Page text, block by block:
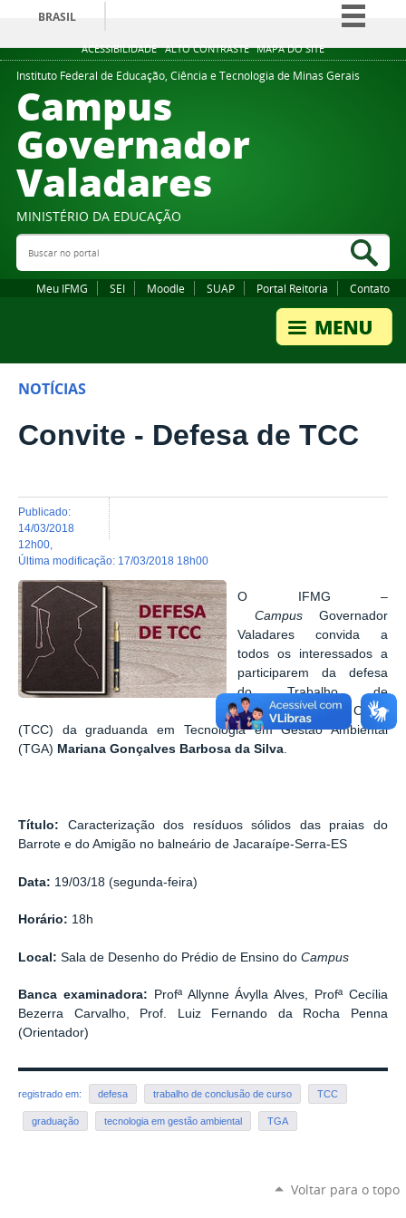
ACESSIBILIDADE ALTO CONTRASTE MAPA DO SITE
BRASIL
Simplifique!
Comunica BR
Instituto Federal de Educação, Ciência e Tecnologia de Minas Gerais
Campus
Governador
Valadares
MINISTÉRIO DA EDUCAÇÃO
Buscar no portal
Meu IFMG SEI Moodle SUAP Portal Reitoria Contato
NOTÍCIAS
Convite - Defesa de TCC
publicado:
14/03/2018
12h00
última modificação: 17/03/2018 18h00
O IFMG –
Campus Governador
Valadares convida a
todos os interessados a
participarem da defesa
do Trabalho de
Conclusão de Curso
(TCC) da graduanda em Tecnologia em Gestão Ambiental
(TGA) Mariana Gonçalves Barbosa da Silva.
Título: Caracterização dos resíduos sólidos das praias do
Barrote e do Amigão no balneário de Jacaraípe-Serra-ES
Data: 19/03/18 (segunda-feira)
Horário: 18h
Local: Sala de Desenho do Prédio de Ensino do Campus
Banca examinadora: Profª Allynne Ávylla Alves, Profª Cecília
Bezerra Carvalho, Prof. Luiz Fernando da Rocha Penna
(Orientador)
registrado em: defesa trabalho de conclusão de curso TCC
graduação tecnologia em gestão ambiental TGA
Voltar para o topo